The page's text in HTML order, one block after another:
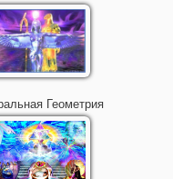
Геометрия